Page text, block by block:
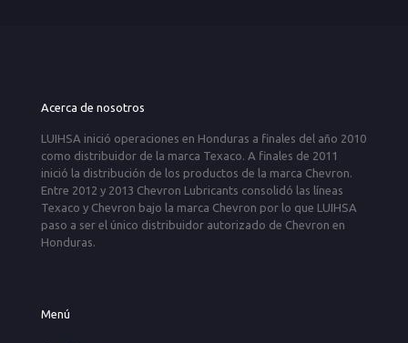
Acerca de nosotros
LUIHSA inició operaciones en Honduras a finales del año 2010
como distribuidor de la marca Texaco. A finales de 2011
inició la distribución de los productos de la marca Chevron.
Entre 2012 y 2013 Chevron Lubricants consolidó las líneas
Texaco y Chevron bajo la marca Chevron por lo que LUIHSA
paso a ser el único distribuidor autorizado de Chevron en
Honduras.
Menú